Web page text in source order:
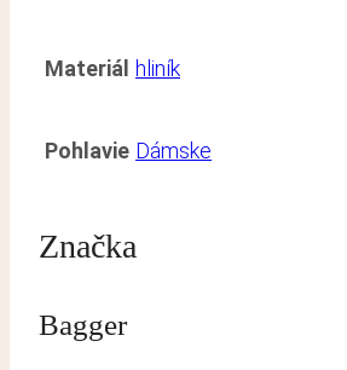
Materiál hliník
Pohlavie Dámske
Značka
Bagger